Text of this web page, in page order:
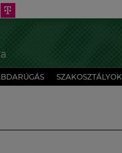
SZAKOSZTÁLYOK